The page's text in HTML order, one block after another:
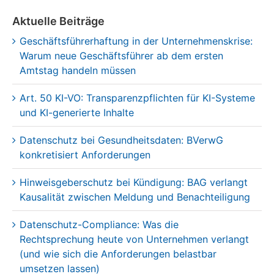
Warum neue Geschäftsführer ab dem ersten
Art. 50 KI-VO: Transparenzpflichten für KI-Systeme
und KI-generierte Inhalte
Datenschutz bei Gesundheitsdaten: BVerwG
konkretisiert Anforderungen
Hinweisgeberschutz bei Kündigung: BAG verlangt
Kausalität zwischen Meldung und Benachteiligung
Datenschutz-Compliance: Was die
Rechtsprechung heute von Unternehmen verlangt
umsetzen lassen)